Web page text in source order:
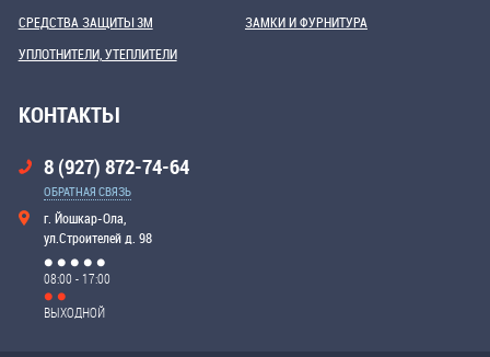
СРЕДСТВА ЗАЩИТЫ 3М
УПЛОТНИТЕЛИ, УТЕПЛИТЕЛИ
ЗАМКИ И ФУРНИТУРА
КОНТАКТЫ
8 (927) 872-74-64
ОБРАТНАЯ СВЯЗЬ
г. Йошкар-Ола,
ул.Строителей д. 98
08:00 - 17:00
ВЫХОДНОЙ